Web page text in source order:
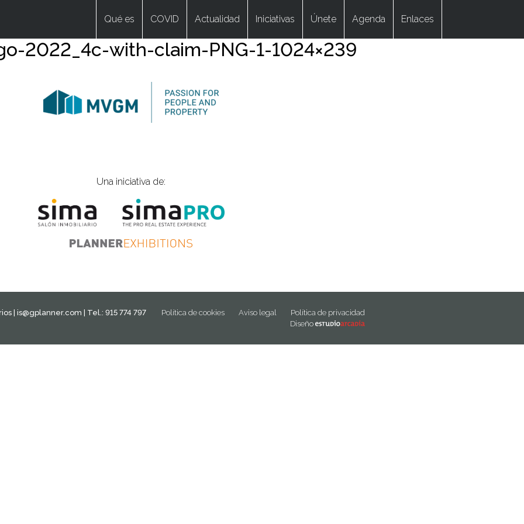
Qué es COVID Actualidad Iniciativas Únete Agenda Enlaces
2022_4c-with-claim-PNG-1-1024×239
Una iniciativa de:
| is@gplanner.com | Tel.: 915 774 797 Política de cookies Aviso legal
Política de privacidad
Diseño